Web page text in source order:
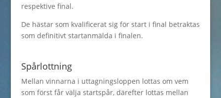
respektive final.
De hästar som kvalificerat sig för start i final betraktas
som definitivt startanmälda i finalen.
Spårlottning
Mellan vinnarna i uttagningsloppen lottas om vem
som först får välja startspår, därefter lottas mellan